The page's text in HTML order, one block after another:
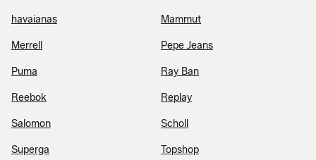
havaianas Mammut
Merrell Pepe Jeans
Puma Ray Ban
Reebok Replay
Salomon Scholl
Superga Topshop